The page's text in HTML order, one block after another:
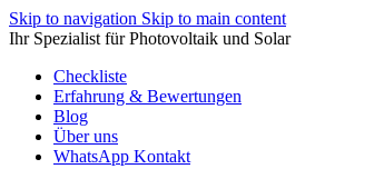
Skip to navigation Skip to main content
Ihr Spezialist für Photovoltaik und Solar
Checkliste
Erfahrung & Bewertungen
Blog
Über uns
WhatsApp Kontakt